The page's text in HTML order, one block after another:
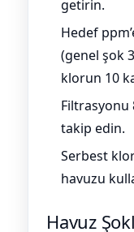
getirin.
Hedef
(genel şok
klorun 10
Filtrasyonu
takip edin.
Serbest
havuzu
Havuz